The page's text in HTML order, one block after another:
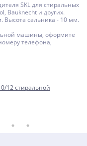
SKL для стиральных
Bauknecht и других.
сальника - 10 мм.
машины, оформите
телефона,
12 стиральной